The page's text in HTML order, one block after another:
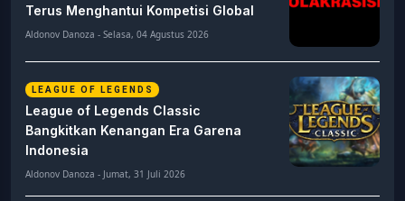
Terus Menghantui Kompetisi Global
Aldonov Danoza - Selasa, 04 Agustus 2026
LEAGUE OF LEGENDS
League of Legends Classic
Bangkitkan Kenangan Era Garena
Indonesia
Aldonov Danoza - Jumat, 31 Juli 2026